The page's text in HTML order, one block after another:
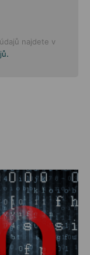
najdete v
.